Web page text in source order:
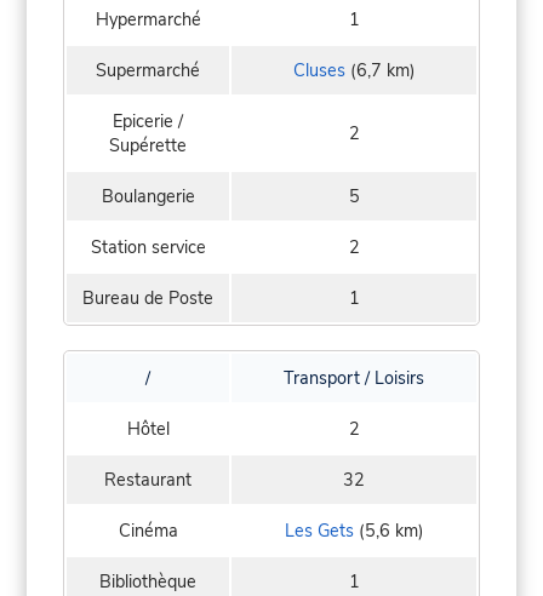
Hypermarché 1
Supermarché Cluses(6,7 km)
Epicerie /
Supérette
2
Boulangerie 5
Station service 2
Bureau de Poste 1
/ Transport / Loisirs
Hôtel 2
Restaurant 32
Cinéma Les Gets(5,6 km)
Bibliothèque 1